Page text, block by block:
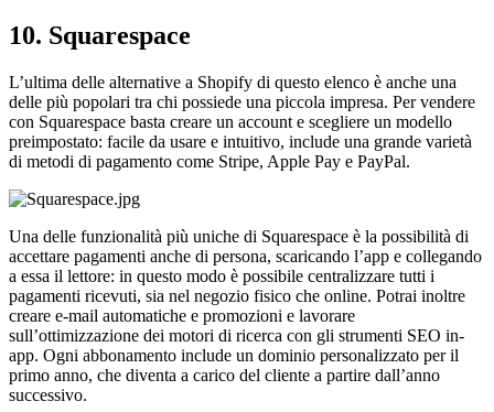
10. Squarespace
L’ultima delle alternative a Shopify di questo elenco è anche una
delle più popolari tra chi possiede una piccola impresa. Per vendere
con Squarespace basta creare un account e scegliere un modello
preimpostato: facile da usare e intuitivo, include una grande varietà
di metodi di pagamento come Stripe, Apple Pay e PayPal.
Una delle funzionalità più uniche di Squarespace è la possibilità di
accettare pagamenti anche di persona, scaricando l’app e collegando
a essa il lettore: in questo modo è possibile centralizzare tutti i
pagamenti ricevuti, sia nel negozio fisico che online. Potrai inoltre
creare e-mail automatiche e promozioni e lavorare
sull’ottimizzazione dei motori di ricerca con gli strumenti SEO in-
app. Ogni abbonamento include un dominio personalizzato per il
primo anno, che diventa a carico del cliente a partire dall’anno
successivo.